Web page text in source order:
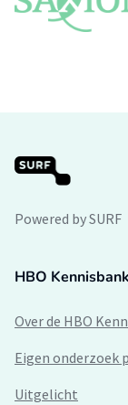
Powered by SURF
HBO Kennisbank
Over de HBO
Eigen onderzoek
Uitgelicht